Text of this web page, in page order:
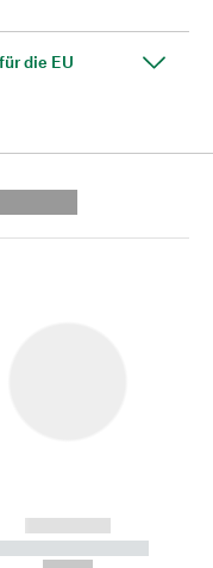
die EU
------------
-----------